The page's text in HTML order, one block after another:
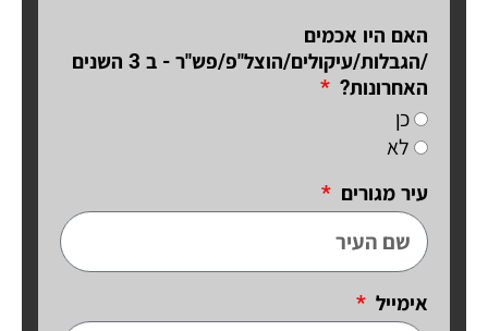
האם היו אכמים
/הגבלות/עיקולים/הוצל"פ/פש"ר - ב 3 השנים
האחרונות?
כן
לא
עיר מגורים
אימייל